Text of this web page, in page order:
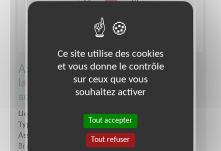
Accueil/ Orientation dans le cadre de
la future ouverture d'une épicerie
solidaire
Lieu :
BREST (29200)
Type :
Accueil, Information
Association :
Croix-Rouge Française - Unité Locale de
Brest
Ce site utilise des cookies
et vous donne le contrôle
sur ceux que vous
souhaitez activer
Tout accepter
Tout refuser